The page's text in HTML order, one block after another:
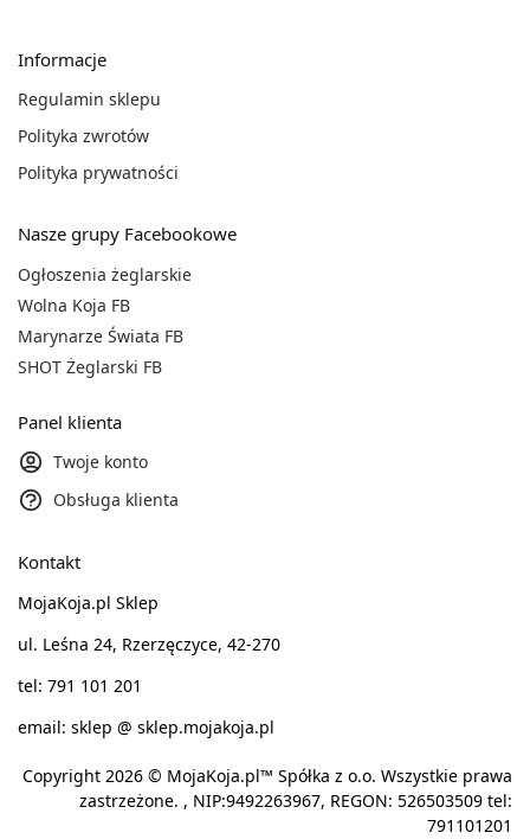
Informacje
Regulamin sklepu
Polityka zwrotów
Polityka prywatności
Nasze grupy Facebookowe
Ogłoszenia żeglarskie
Wolna Koja FB
Marynarze Świata FB
SHOT Żeglarski FB
Panel klienta
Twoje konto
Obsługa klienta
Kontakt
MojaKoja.pl Sklep
ul. Leśna 24, Rzerzęczyce, 42-270
tel: 791 101 201
email: sklep @ sklep.mojakoja.pl
Copyright 2026 © MojaKoja.pl™ Spółka z o.o. Wszystkie prawa
zastrzeżone. , NIP:9492263967, REGON: 526503509 tel:
791101201